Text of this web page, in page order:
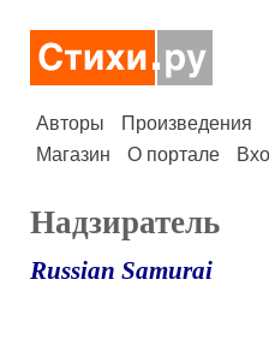
Авторы Произведения
Магазин
О портале
Надзиратель
Russian Samurai